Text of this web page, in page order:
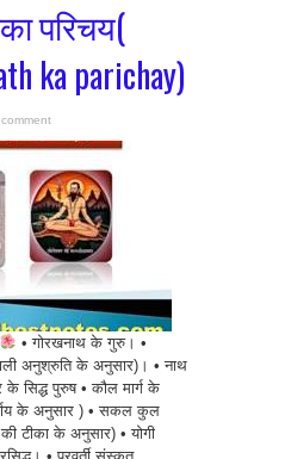
परिचय(
ka parichay)
• गोरखनाथ के गुरु। •
अनुश्रुति के अनुसार)। • नाथ
सिद्ध पुरुष • कौल मार्ग के
के अनुसार ) • सकल कुल
टीका के अनुसार) • योगी